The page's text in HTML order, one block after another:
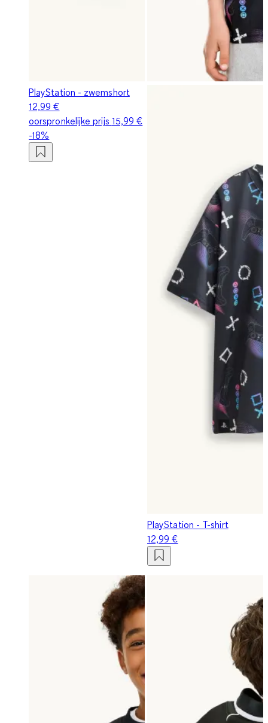
PlayStation - zwemshort
12,99 €
oorspronkelijke prijs 15,99 €
-18%
PlayStation - T-shirt
12,99 €